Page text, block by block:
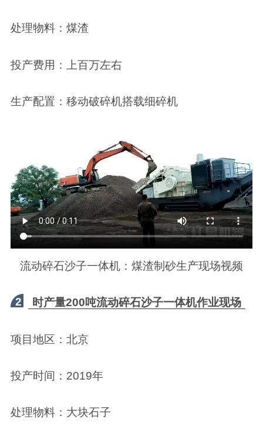
处理物料：煤渣
投产费用：上百万左右
生产配置：移动破碎机搭载细碎机
流动碎石沙子一体机：煤渣制砂生产现场视频
2 时产量200吨流动碎石沙子一体机作业现场
项目地区：北京
投产时间：2019年
处理物料：大块石子